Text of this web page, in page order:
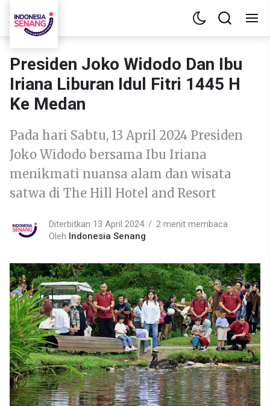
Presiden Joko Widodo Dan Ibu
Iriana Liburan Idul Fitri 1445 H
Ke Medan
Pada hari Sabtu, 13 April 2024 Presiden
Joko Widodo bersama Ibu Iriana
menikmati nuansa alam dan wisata
satwa di The Hill Hotel and Resort
Diterbitkan 13 April 2024
2 menit membaca
Oleh Indonesia Senang